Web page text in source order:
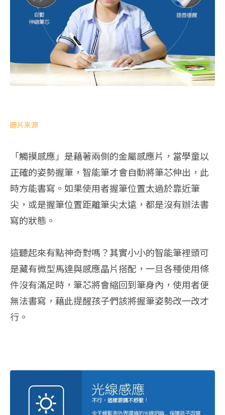
圖片來源
「觸摸感應」是藉著兩側的金屬感應片，當學童以
正確的姿勢握筆，智能筆才會自動將筆芯伸出，此
時方能書寫。如果使用者握筆位置太過於靠近筆
尖，或是握筆位置距離筆尖太遠，都是沒有辦法書
寫的狀態。
這聽起來有點神奇對嗎？其實小小的智能筆裡頭可
是藏有微型馬達與感應晶片搭配，一旦各種使用條
件沒有滿足時，筆芯將會縮回到筆身內，使用者便
無法書寫，藉此提醒孩子們該將握筆姿勢改一改才
行。